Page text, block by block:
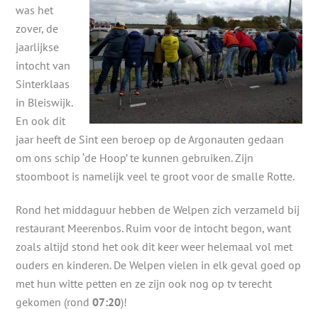
was het
zover, de
jaarlijkse
intocht van
Sinterklaas
in Bleiswijk.
En ook dit
jaar heeft de Sint een beroep op de Argonauten gedaan
om ons schip ‘de Hoop’ te kunnen gebruiken. Zijn
stoomboot is namelijk veel te groot voor de smalle Rotte.
Rond het middaguur hebben de Welpen zich verzameld bij
restaurant Meerenbos. Ruim voor de intocht begon, want
zoals altijd stond het ook dit keer weer helemaal vol met
ouders en kinderen. De Welpen vielen in elk geval goed op
met hun witte petten en ze zijn ook nog op tv terecht
gekomen (rond07:20)!